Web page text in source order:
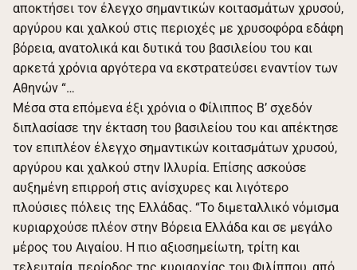
αποκτήσει τον έλεγχο σημαντικών κοιτασμάτων χρυσού,
αργύρου και χαλκού στις περιοχές με χρυσοφόρα εδάφη
βόρεια, ανατολικά και δυτικά του βασιλείου του και
αρκετά χρόνια αργότερα να εκστρατεύσει εναντίον των
Αθηνών “…
Μέσα στα επόμενα έξι χρόνια ο Φίλιππος Β’ σχεδόν
διπλασίασε την έκταση του βασιλείου του και απέκτησε
τον επιπλέον έλεγχο σημαντικών κοιτασμάτων χρυσού,
αργύρου και χαλκού στην Ιλλυρία. Επίσης ασκούσε
αυξημένη επιρροή στις ανίσχυρες και λιγότερο
πλούσιες πόλεις της Ελλάδας. “Το διμεταλλικό νόμισμα
κυριαρχούσε πλέον στην Βόρεια Ελλάδα και σε μεγάλο
μέρος του Αιγαίου. Η πιο αξιοσημείωτη, τρίτη και